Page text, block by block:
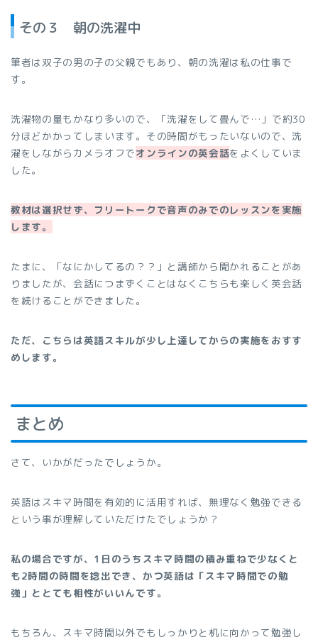
その３ 朝の洗濯中
筆者は双子の男の子の父親でもあり、朝の洗濯は私の仕事で
す。
洗濯物の量もかなり多いので、「洗濯をして畳んで…」で約30
分ほどかかってしまいます。その時間がもったいないので、洗
濯をしながらカメラオフでオンラインの英会話をよくしていま
した。
教材は選択せず、フリートークで音声のみでのレッスンを実施
します。
たまに、「なにかしてるの？？」と講師から聞かれることがあ
りましたが、会話につまずくことはなくこちらも楽しく英会話
を続けることができました。
ただ、こちらは英語スキルが少し上達してからの実施をおすす
めします。
まとめ
さて、いかがだったでしょうか。
英語はスキマ時間を有効的に活用すれば、無理なく勉強できる
という事が理解していただけたでしょうか？
私の場合ですが、1日のうちスキマ時間の積み重ねで少なくと
も2時間の時間を捻出でき、かつ英語は「スキマ時間での勉
強」ととても相性がいいんです。
もちろん、スキマ時間以外でもしっかりと机に向かって勉強し